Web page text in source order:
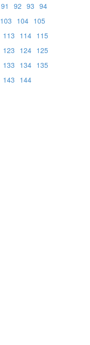
91 92 93 94
103 104 105
113 114 115
123 124 125
133 134 135
143 144